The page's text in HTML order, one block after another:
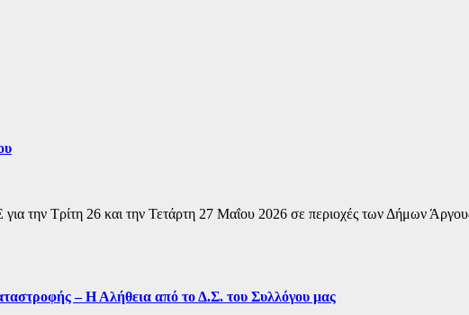
την Τρίτη 26 και την Τετάρτη 27 Μαΐου 2026 σε περιοχές των Δήμων
– Η Αλήθεια από το Δ.Σ. του Συλλόγου μας